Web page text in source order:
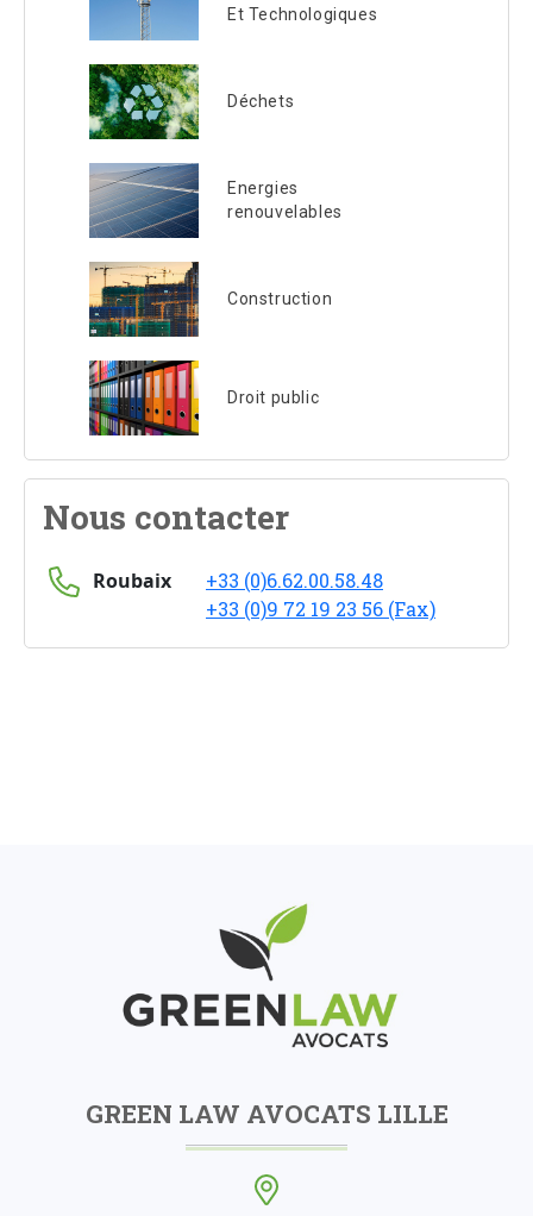
Et Technologiques
Déchets
Energies
renouvelables
Construction
Droit public
Nous contacter
Roubaix
+33 (0)6.62.00.58.48
+33 (0)9 72 19 23 56 (Fax)
GREEN LAW AVOCATS LILLE